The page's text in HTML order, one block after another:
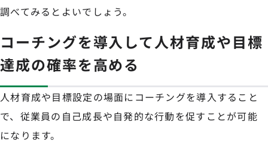
調べてみるとよいでしょう。
コーチングを導入して人材育成や目標
達成の確率を高める
人材育成や目標設定の場面にコーチングを導入すること
で、従業員の自己成長や自発的な行動を促すことが可能
になります。